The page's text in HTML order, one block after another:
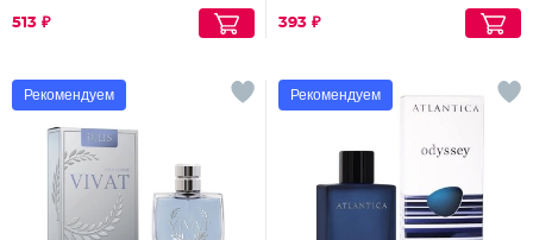
513 ₽ 393 ₽
Рекомендуем Рекомендуем